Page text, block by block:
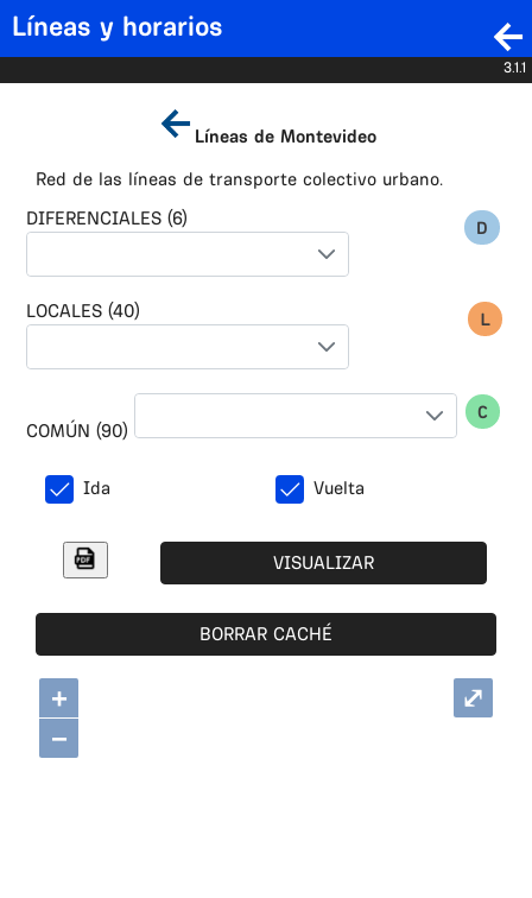
Líneas y horarios
3.1.1
Líneas de Montevideo
Red de las líneas de transporte colectivo urbano.
DIFERENCIALES (6)
LOCALES (40)
COMÚN (90)
Ida Vuelta
VISUALIZAR
BORRAR CACHÉ
+
−
⤢